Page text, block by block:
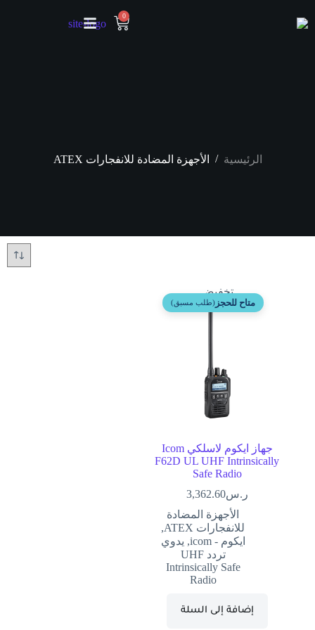
0
الرئيسية / الأجهزة المضادة للانفجارات ATEX
تخفيض
متاح للحجز (طلب مسبق)
جهاز ايكوم لاسلكي Icom
F62D UL UHF Intrinsically
Safe Radio
ر.س3,362.60
الأجهزة المضادة
للانفجارات ATEX
,
ايكوم - icom
, يدوي
تردد UHF
Intrinsically Safe
Radio
إضافة إلى السلة